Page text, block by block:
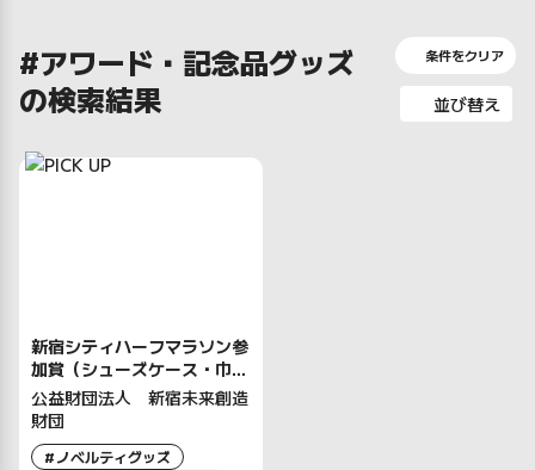
#アワード・記念品グッズ
の検索結果
条件をクリア
並び替え
新宿シティハーフマラソン参
加賞（シューズケース・巾
着）
公益財団法人 新宿未来創造
財団
ノベルティグッズ